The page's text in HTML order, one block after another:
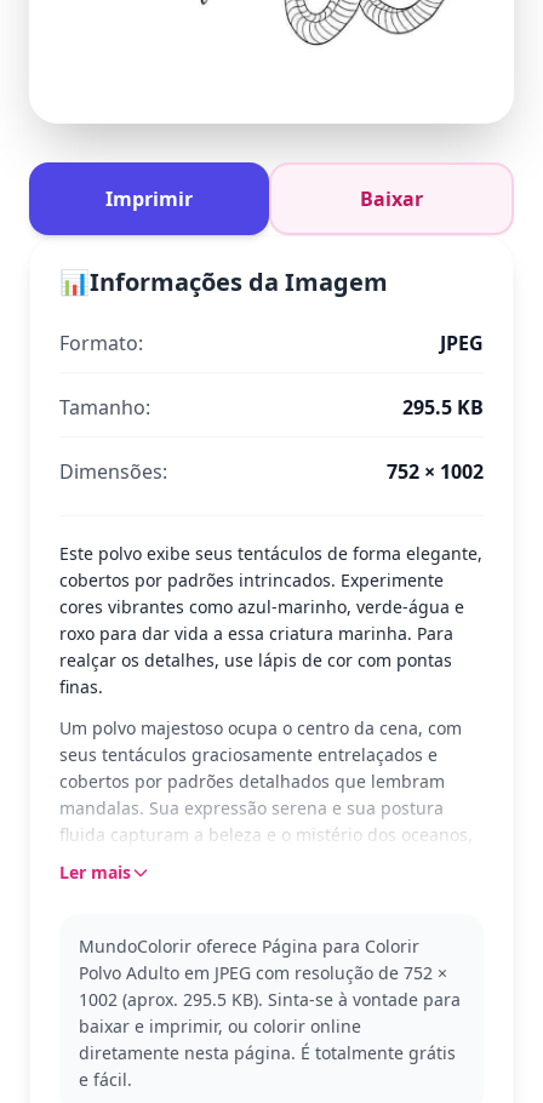
Imprimir Baixar
📊Informações da Imagem
Formato: JPEG
Tamanho: 295.5 KB
Dimensões: 752 × 1002
Este polvo exibe seus tentáculos de forma elegante,
cobertos por padrões intrincados. Experimente
cores vibrantes como azul-marinho, verde-água e
roxo para dar vida a essa criatura marinha. Para
realçar os detalhes, use lápis de cor com pontas
finas.
Um polvo majestoso ocupa o centro da cena, com
seus tentáculos graciosamente entrelaçados e
cobertos por padrões detalhados que lembram
mandalas. Sua expressão serena e sua postura
fluida capturam a beleza e o mistério dos oceanos,
oferecendo uma experiência calmante e envolvente
camuflagem, o polvo é uma criatura fascinante que
habita diversas culturas e mitologias. Esta página
para colorir da categoria Polvo é perfeita para
aqueles que adoram explorar o mundo marinho e
sua diversidade. Se você gostou deste, pode
também gostar de outras páginas de criaturas
Ler mais
MundoColorir oferece Página para Colorir
Polvo Adulto em JPEG com resolução de 752 ×
1002 (aprox. 295.5 KB). Sinta-se à vontade para
baixar e imprimir, ou colorir online
diretamente nesta página. É totalmente grátis
e fácil.